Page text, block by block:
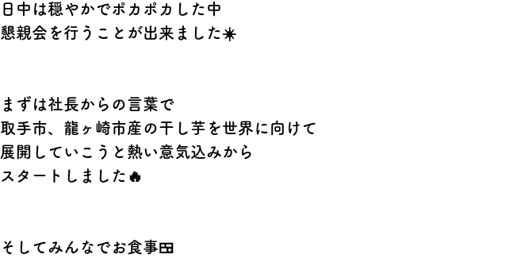
日中は穏やかでポカポカした中
懇親会を行うことが出来ました☀️
まずは社長からの言葉で
取手市、龍ヶ崎市産の干し芋を世界に向けて
展開していこうと熱い意気込みから
スタートしました🔥
そしてみんなでお食事🍱